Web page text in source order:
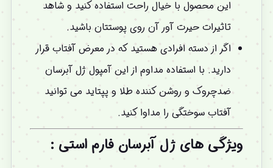
این محصول با خیال راحت استفاده کنید و شاهد
تاثیرات حیرت آور آن روی پوستتان باشید.
اگر از دسته افرادی هستید که در معرض آفتاب قرار
دارید. با استفاده مداوم از این آمپول ژل آبرسان
ضدچروک و روشن کننده طلا و پپتاید می توانید
آفتاب سوختگی را مداوا کنید.
ویژگی های ژل آبرسان فارم استی :